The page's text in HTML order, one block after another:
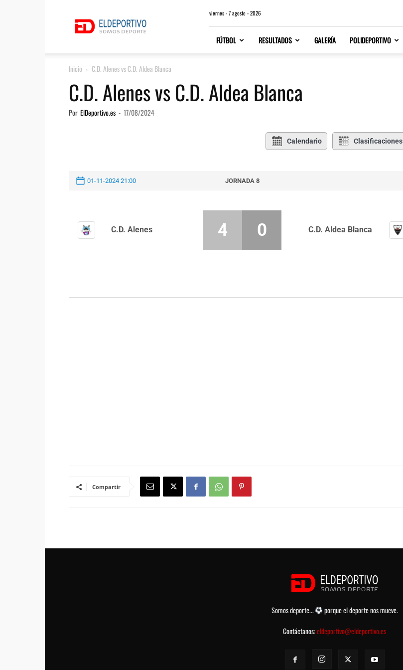
viernes - 7 agosto - 2026
FÚTBOL RESULTADOS GALERÍA POLIDEPORTIVO
Inicio C.D. Alenes vs C.D. Aldea Blanca
C.D. Alenes vs C.D. Aldea Blanca
Por ElDeportivo.es - 17/08/2024
Calendario Clasificaciones
01-11-2024 21:00 JORNADA 8
C.D. Alenes C.D. Aldea Blanca
4 0
Compartir
Somos deporte...
porque el deporte nos mueve.
Contáctanos:eldeportivo@eldeportivo.es